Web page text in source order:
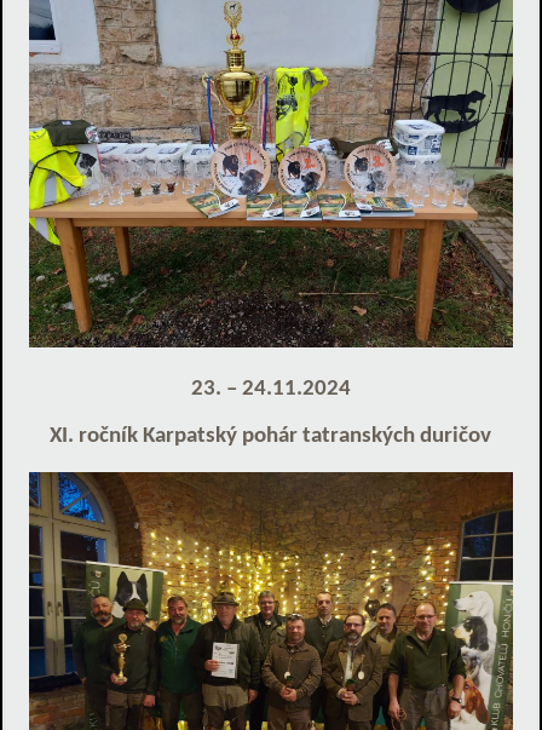
23. – 24.11.2024
XI. ročník Karpatský pohár tatranských duričov